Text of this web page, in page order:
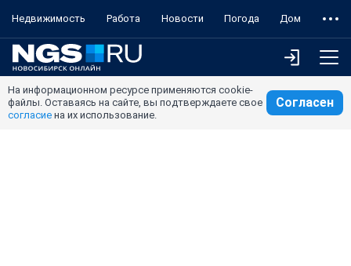
Недвижимость Работа Новости Погода Дом
На информационном ресурсе применяются cookie-
файлы. Оставаясь на сайте, вы подтверждаете свое
согласие на их использование.
Согласен